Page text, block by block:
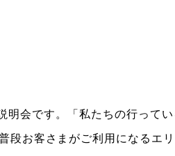
明会です。「私たちの行って
段お客さまがご利用になるエ